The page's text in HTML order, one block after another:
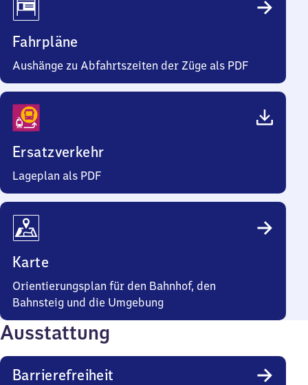
Fahrpläne
Aushänge zu Abfahrtszeiten der Züge als PDF
Ersatzverkehr
Lageplan als PDF
Karte
Orientierungsplan für den Bahnhof, den
Bahnsteig und die Umgebung
Ausstattung
Barrierefreiheit